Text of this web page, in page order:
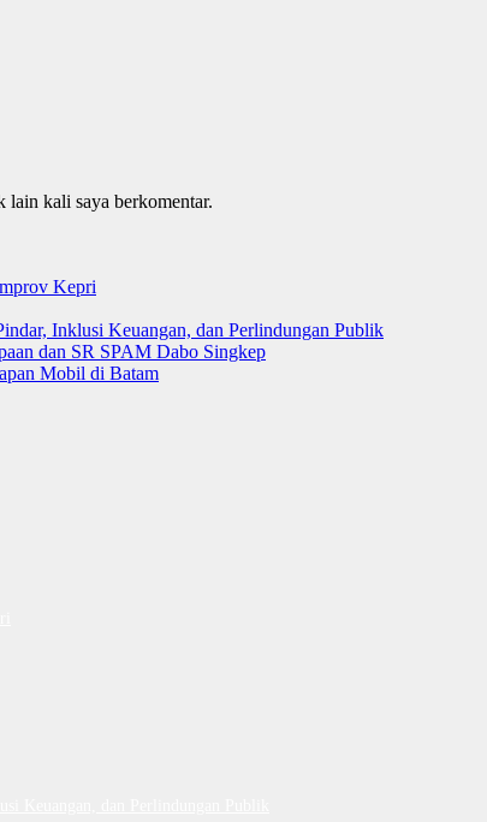
lain kali saya berkomentar.
Kepri
Inklusi Keuangan, dan Perlindungan Publik
dan SR SPAM Dabo Singkep
Mobil di Batam